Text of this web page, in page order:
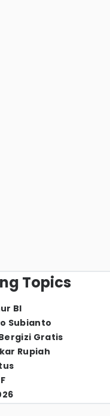
Topics
BI
Subianto
Gratis
Rupiah